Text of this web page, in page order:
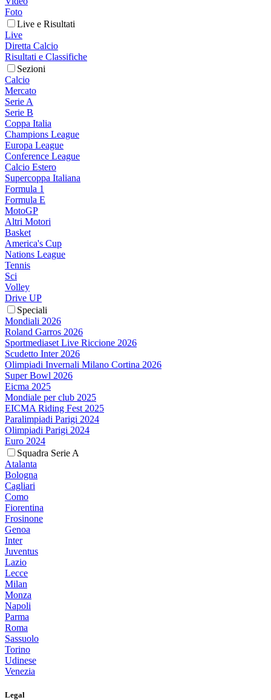
Foto
Live e Risultati
Live
Diretta Calcio
Risultati e Classifiche
Sezioni
Calcio
Mercato
Serie A
Serie B
Coppa Italia
Champions League
Europa League
Conference League
Calcio Estero
Supercoppa Italiana
Formula 1
Formula E
MotoGP
Altri Motori
Basket
America's Cup
Nations League
Tennis
Sci
Volley
Drive UP
Speciali
Mondiali 2026
Roland Garros 2026
Sportmediaset Live Riccione 2026
Scudetto Inter 2026
Olimpiadi Invernali Milano Cortina 2026
Super Bowl 2026
Eicma 2025
Mondiale per club 2025
EICMA Riding Fest 2025
Paralimpiadi Parigi 2024
Olimpiadi Parigi 2024
Euro 2024
Squadra Serie A
Atalanta
Bologna
Cagliari
Como
Fiorentina
Frosinone
Genoa
Inter
Juventus
Lazio
Lecce
Milan
Monza
Napoli
Parma
Roma
Sassuolo
Torino
Udinese
Venezia
Legal